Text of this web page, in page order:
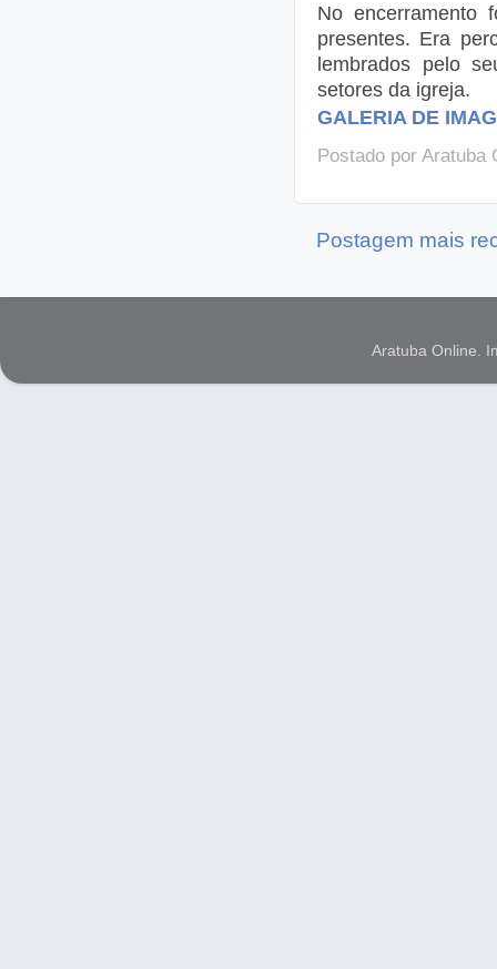
No encerramento
presentes. Era
lembrados pelo
setores da igreja.
GALERIA DE
Postado por Aratuba
Postagem mais
Aratuba Online.